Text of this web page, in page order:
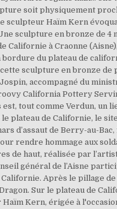
soit physiquement
sculpteur Haïm Kern
sculpture en bronze de 4
Californie à Craonne
du plateau de
sculpture en bronze de
accompagné du
California Pottery
tout comme Verdun, un
plateau de Californie, le
d’assaut de Berry-au-
rendre hommage aux
de haut, réalisée par
général de l’Aisne
Après le pillage
Sur le plateau de
Kern, érigée à